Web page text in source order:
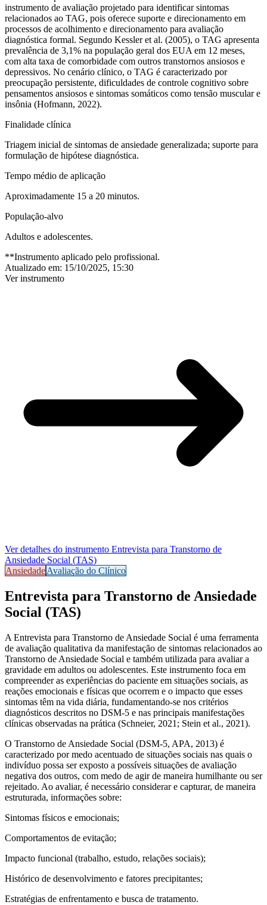
instrumento de avaliação projetado para identificar sintomas
relacionados ao TAG, pois oferece suporte e direcionamento em
processos de acolhimento e direcionamento para avaliação
diagnóstica formal. Segundo Kessler et al. (2005), o TAG apresenta
prevalência de 3,1% na população geral dos EUA em 12 meses,
com alta taxa de comorbidade com outros transtornos ansiosos e
depressivos​. No cenário clínico, o TAG é caracterizado por
preocupação persistente, dificuldades de controle cognitivo sobre
pensamentos ansiosos e sintomas somáticos como tensão muscular e
insônia (Hofmann, 2022).
Finalidade clínica
Triagem inicial de sintomas de ansiedade generalizada; suporte para
formulação de hipótese diagnóstica.
Tempo médio de aplicação
Aproximadamente 15 a 20 minutos.
População-alvo
Adultos e adolescentes.
**Instrumento aplicado pelo profissional.
Atualizado em: 15/10/2025, 15:30
Ver instrumento
Ver detalhes do instrumento Entrevista para Transtorno de
Ansiedade Social (TAS)
AnsiedadeAvaliação do Clínico
Entrevista para Transtorno de Ansiedade
Social (TAS)
A Entrevista para Transtorno de Ansiedade Social é uma ferramenta
de avaliação qualitativa da manifestação de sintomas relacionados ao
Transtorno de Ansiedade Social e também utilizada para avaliar a
gravidade em adultos ou adolescentes. Este instrumento foca em
compreender as experiências do paciente em situações sociais, as
reações emocionais e físicas que ocorrem e o impacto que esses
sintomas têm na vida diária, fundamentando-se nos critérios
diagnósticos descritos no DSM-5 e nas principais manifestações
clínicas observadas na prática (Schneier, 2021; Stein et al., 2021).
O Transtorno de Ansiedade Social (DSM-5, APA, 2013) é
caracterizado por medo acentuado de situações sociais nas quais o
indivíduo possa ser exposto a possíveis situações de avaliação
negativa dos outros, com medo de agir de maneira humilhante ou ser
rejeitado​. Ao avaliar, é necessário considerar e capturar, de maneira
estruturada, informações sobre:
Sintomas físicos e emocionais;
Comportamentos de evitação;
Impacto funcional (trabalho, estudo, relações sociais);
Histórico de desenvolvimento e fatores precipitantes;
Estratégias de enfrentamento e busca de tratamento.